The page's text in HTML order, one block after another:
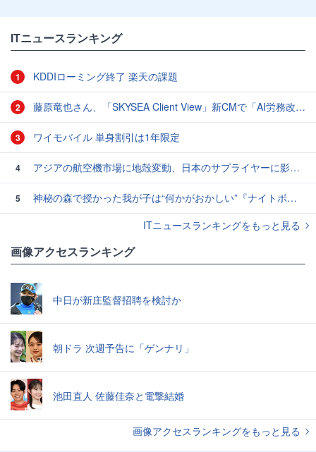
ITニュースランキング
1 KDDIローミング終了 楽天の課題
2 藤原竜也さん、「SKYSEA Client View」新CMで「AI労務改善」をアピール 働き方をAIが分析したら「すぐに休んで」と言われる？
3 ワイモバイル 単身割引は1年限定
4 アジアの航空機市場に地殻変動、日本のサプライヤーに影響も
5
神秘の森で授かった我が子は“何かがおかしい”『ナイトボーン -夜哭-』本編映像解禁 母の絶叫顔うちわが全国の劇場に［ホラー通信］
ITニュースランキングをもっと見る
画像アクセスランキング
中日が新庄監督招聘を検討か
朝ドラ 次週予告に「ゲンナリ」
池田直人 佐藤佳奈と電撃結婚
画像アクセスランキングをもっと見る